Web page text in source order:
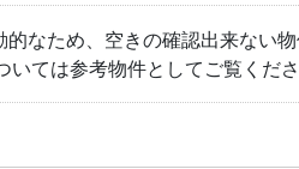
なため、空きの確認出来ない
いては参考物件としてご覧くだ